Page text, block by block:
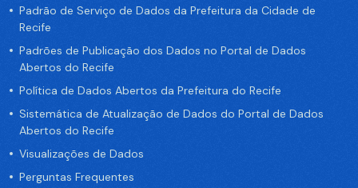
Padrão de Serviço de Dados da Prefeitura da Cidade de
Recife
Padrões de Publicação dos Dados no Portal de Dados
Abertos do Recife
Política de Dados Abertos da Prefeitura do Recife
Sistemática de Atualização de Dados do Portal de Dados
Abertos do Recife
Visualizações de Dados
Perguntas Frequentes